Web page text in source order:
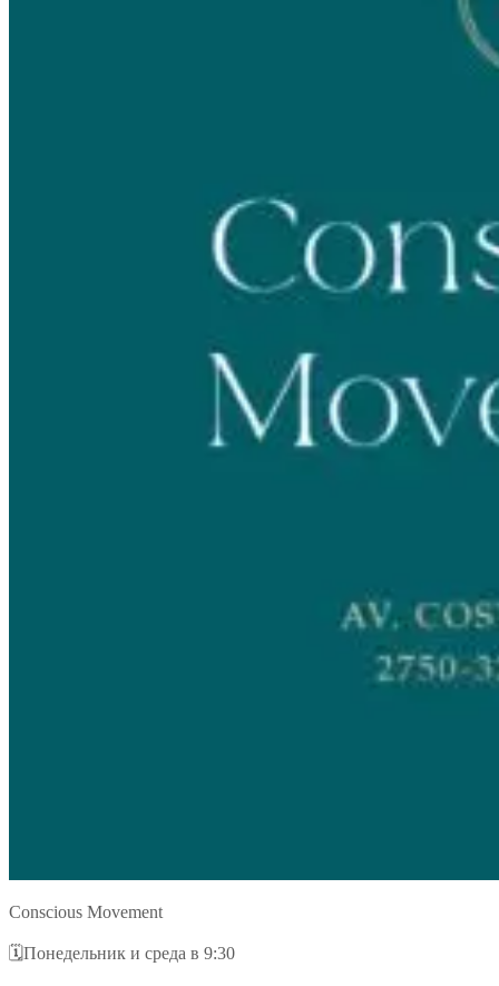
Conscious Movement
🗓️Понедельник и среда в 9:30